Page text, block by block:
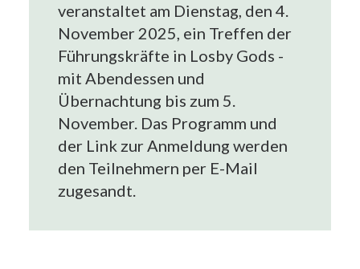
veranstaltet am Dienstag, den 4.
November 2025, ein Treffen der
Führungskräfte in Losby Gods -
mit Abendessen und
Übernachtung bis zum 5.
November. Das Programm und
der Link zur Anmeldung werden
den Teilnehmern per E-Mail
zugesandt.